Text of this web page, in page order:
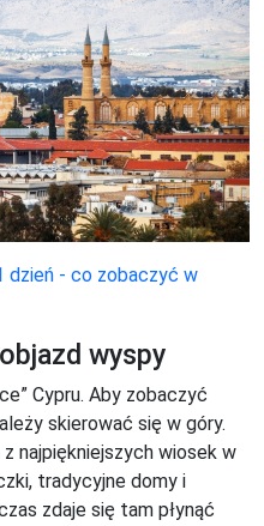
dzień - co zobaczyć w
wyspy
Cypru. Aby zobaczyć
skierować się w góry.
najpiękniejszych wiosek w
tradycyjne domy i
zdaje się tam płynąć